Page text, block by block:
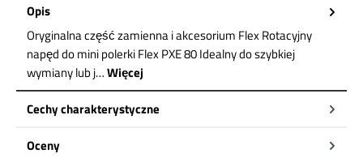
Opis
Oryginalna część zamienna i akcesorium Flex Rotacyjny
napęd do mini polerki Flex PXE 80 Idealny do szybkiej
wymiany lub j…Więcej
Cechy charakterystyczne
Oceny